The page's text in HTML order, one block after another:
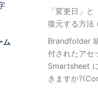
ム
「変更日」
復元する方
Brandfolder
付されたアセ
Smartsheet
きますか